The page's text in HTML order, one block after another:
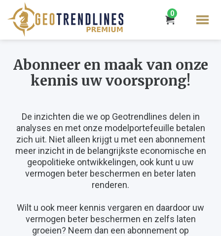
0
Abonneer en maak van onze
kennis uw voorsprong!
De inzichten die we op Geotrendlines delen in
analyses en met onze modelportefeuille betalen
zich uit. Niet alleen krijgt u met een abonnement
meer inzicht in de belangrijkste economische en
geopolitieke ontwikkelingen, ook kunt u uw
vermogen beter beschermen en beter laten
renderen.
Wilt u ook meer kennis vergaren en daardoor uw
vermogen beter beschermen en zelfs laten
groeien? Neem dan een abonnement op